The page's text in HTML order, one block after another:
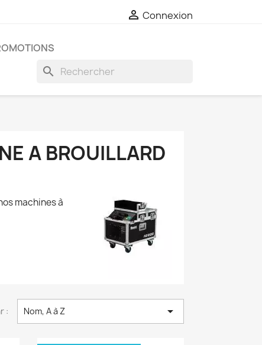
 Connexion
search
A BROUILLARD
machines à
: Nom, A à Z 